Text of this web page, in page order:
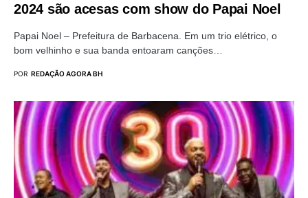
2024 são acesas com show do Papai Noel
Papai Noel – Prefeitura de Barbacena. Em um trio elétrico, o
bom velhinho e sua banda entoaram canções…
POR REDAÇÃO AGORA BH